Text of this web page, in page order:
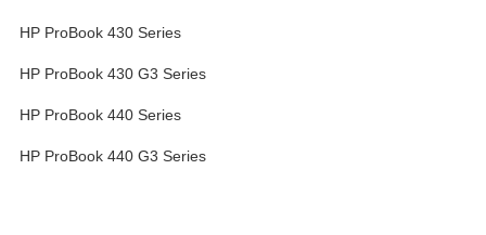
HP ProBook 430 Series
HP ProBook 430 G3 Series
HP ProBook 440 Series
HP ProBook 440 G3 Series